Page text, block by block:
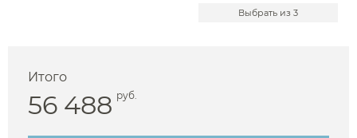
Выбрать из 3
Итого
56 488 руб.